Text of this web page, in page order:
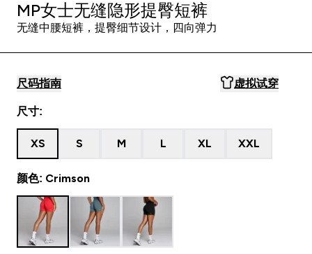
MP女士无缝隐形提臀短裤
无缝中腰短裤，提臀细节设计，四向弹力
尺码指南 虚拟试穿
尺寸:
XS S M L XL XXL
颜色: Crimson